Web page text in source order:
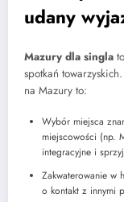
udany
Mazury dla singla
spotkań
na Mazury to:
Wybór miejsca
miejscowości (np.
integracyjne i
Zakwaterowanie w
o kontakt z innymi